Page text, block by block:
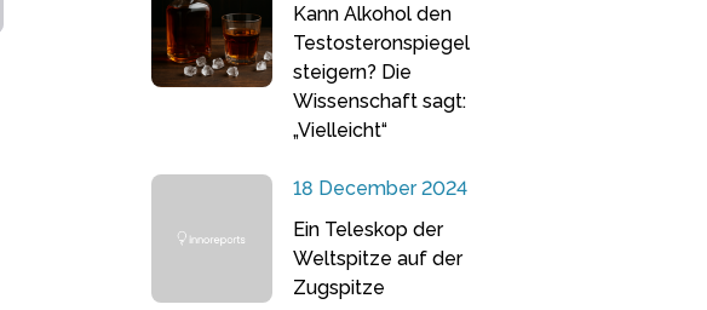
Kann Alkohol den
Testosteronspiegel
steigern? Die
Wissenschaft sagt:
„Vielleicht“
18 December 2024
Ein Teleskop der
Weltspitze auf der
Zugspitze